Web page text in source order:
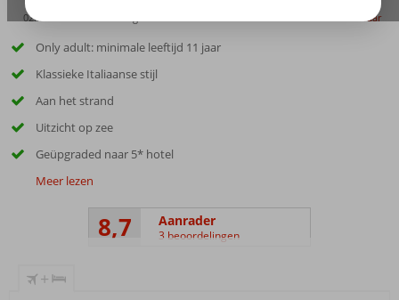
02:45 bewaar
Only adult: minimale leeftijd 11 jaar
Klassieke Italiaanse stijl
Aan het strand
Uitzicht op zee
Geüpgraded naar 5* hotel
Meer lezen
8,7 Aanrader
3 beoordelingen
+